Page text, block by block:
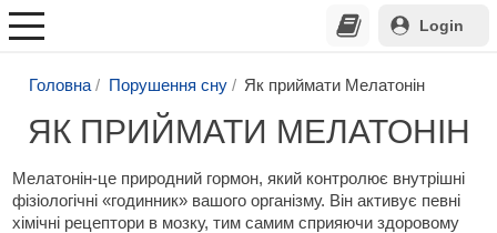
Login
Головна Порушення сну Як приймати Мелатонін
ЯК ПРИЙМАТИ МЕЛАТОНІН
Мелатонін-це природний гормон, який контролює внутрішні
фізіологічні «годинник» вашого організму. Він активує певні
хімічні рецептори в мозку, тим самим сприяючи здоровому